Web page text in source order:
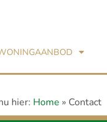
hier: Home » Contact